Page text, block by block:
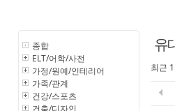
종합
ELT/어학/사전
가정/원예/인테리어
가족/관계
건강/스포츠
건축/디자인
유
최근